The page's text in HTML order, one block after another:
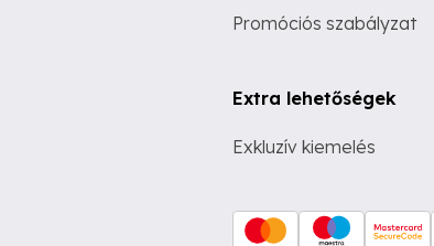
Promóciós szabályzat
Extra lehetőségek
Exkluzív kiemelés